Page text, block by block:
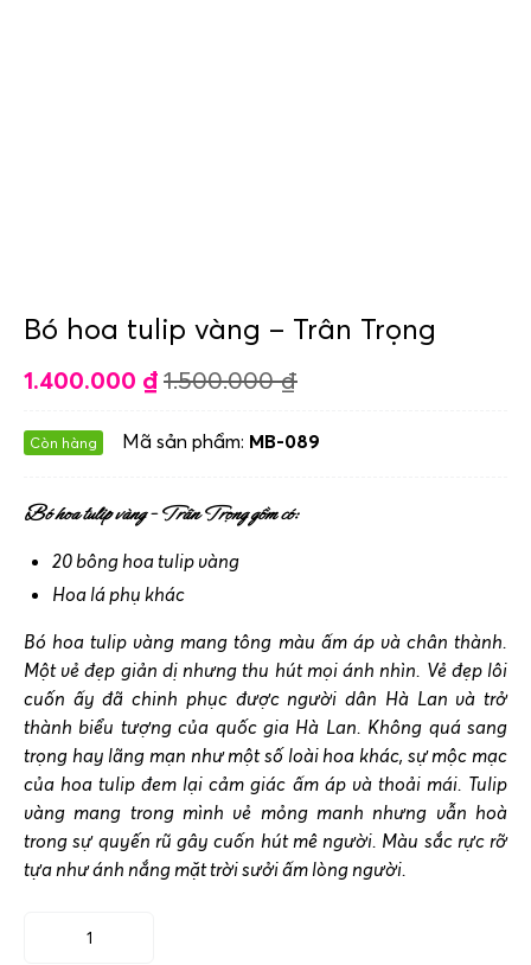
Bó hoa tulip vàng – Trân Trọng
1.400.000 ₫ 1.500.000₫
Còn hàng Mã sản phẩm: MB-089
Bó hoa tulip vàng – Trân Trọng gồm có:
20 bông hoa tulip vàng
Hoa lá phụ khác
Bó hoa tulip vàng mang tông màu ấm áp và chân thành.
Một vẻ đẹp giản dị nhưng thu hút mọi ánh nhìn. Vẻ đẹp lôi
cuốn ấy đã chinh phục được người dân Hà Lan và trở
thành biểu tượng của quốc gia Hà Lan. Không quá sang
trọng hay lãng mạn như một số loài hoa khác, sự mộc mạc
của hoa tulip đem lại cảm giác ấm áp và thoải mái. Tulip
vàng mang trong mình vẻ mỏng manh nhưng vẫn hoà
trong sự quyến rũ gây cuốn hút mê người. Màu sắc rực rỡ
tựa như ánh nắng mặt trời sưởi ấm lòng người.
Bó